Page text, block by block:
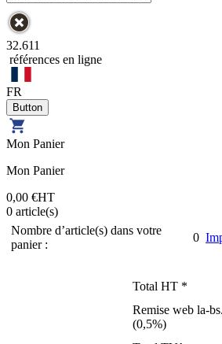
32.611
références en ligne
FR
Mon Panier
Mon Panier
0,00 €HT
0 article(s)
Nombre d’article(s) dans votre
panier :
0
Total HT *
Remise web la-
(0,5%)